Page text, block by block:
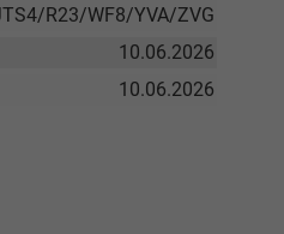
R23/WF8/YVA/ZVG
10.06.2026
10.06.2026